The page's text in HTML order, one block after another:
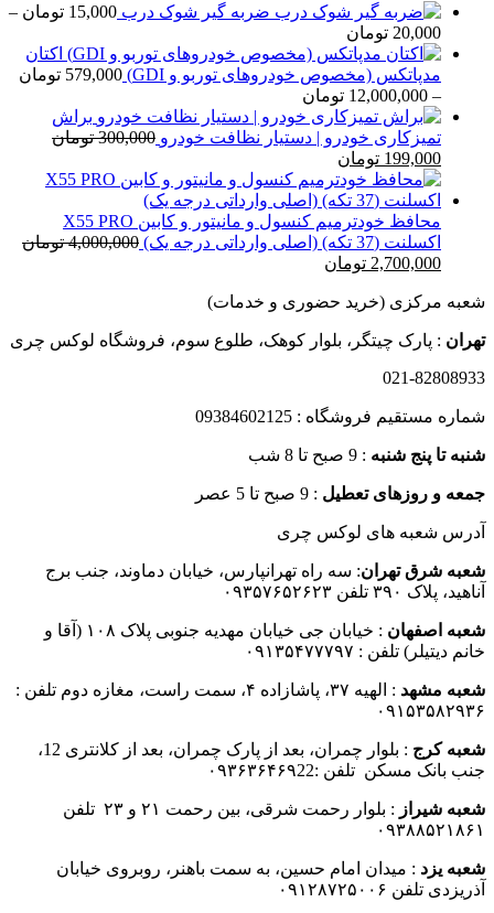
ضربه گیر شوک درب 15,000 تومان –
20,000 تومان
قیمت:
15,000 تومان
تا
20,000 تومان
اکتان
مدپاتکس (مخصوص خودروهای توربو و GDI)
579,000 تومان
–
12,000,000 تومان
قیمت:
579,000 تومان
12,000,000 تومان
براش
تمیزکاری خودرو | دستیار نظافت خودرو 300,000 تومان
قیمت
اصلی
300,000 تومان
بود.
199,000 تومان
فعلی
199,000 تومان
است.
محافظ خودترمیم کنسول و مانیتور و کابین X55 PRO
اکسلنت (37 تکه) (اصلی وارداتی درجه یک)
4,000,000 تومان
قیمت
4,000,000 تومان
2,700,000 تومان
2,700,000 تومان
شعبه مرکزی (خرید حضوری و خدمات)
تهران : پارک چیتگر، بلوار کوهک، طلوع سوم، فروشگاه لوکس چری
021-82808933
شماره مستقیم فروشگاه : 09384602125
شنبه تا پنج شنبه : 9 صبح تا 8 شب
جمعه و روزهای تعطیل : 9 صبح تا 5 عصر
آدرس شعبه های لوکس چری
شعبه شرق تهران: سه راه تهرانپارس، خیابان دماوند، جنب برج
آناهید، پلاک ۳۹۰ تلفن ۰۹۳۵۷۶۵۲۶۲۳
شعبه اصفهان
: خیابان جی خیابان مهدیه جنوبی پلاک ۱۰۸ (آقا و
خانم دیتیلر) تلفن : ۰۹۱۳۵۴۷۷۷۹۷
شعبه مشهد
: الهیه ۳۷، پاشازاده ۴، سمت راست، مغازه دوم تلفن :
۰۹۱۵۳۵۸۲۹۳۶
شعبه کرج
: بلوار چمران، بعد از پارک چمران، بعد از کلانتری 12،
جنب بانک مسکن تلفن :۰۹۳۶۳۶۴۶۹22
شعبه شیراز
: بلوار رحمت شرقی، بین رحمت ۲۱ و ۲۳ تلفن
۰۹۳۸۸۵۲۱۸۶۱
شعبه یزد : میدان امام حسین، به سمت باهنر، روبروی خیابان
آذریزدی تلفن ۰۹۱۲۸۷۲۵۰۰۶